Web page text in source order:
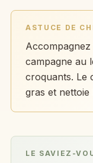
ASTUCE DE
campagne au
croquants. Le
gras et nettoie
LE SAVIEZ-